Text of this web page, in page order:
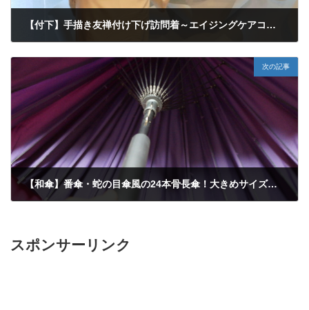
【付下】手描き友禅付け下げ訪問着～エイジングケアコスメ「GENIE」新製品発表会へ
次の記事
【和傘】番傘・蛇の目傘風の24本骨長傘！大きめサイズで、着物姿にも良く合います！
スポンサーリンク